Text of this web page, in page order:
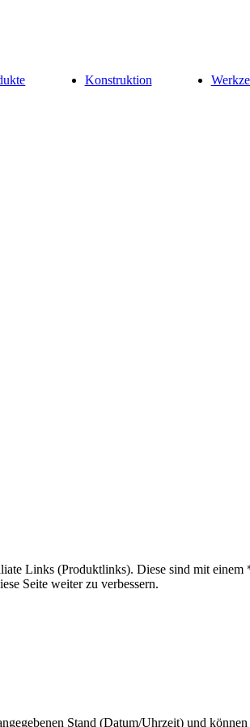
Konstruktion
Links (Produktlinks). Diese sind mit
Seite weiter zu verbessern.
Stand (Datum/Uhrzeit) und